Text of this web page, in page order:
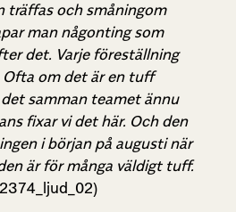
träffas och småningom
man någonting som
det. Varje föreställning
Ofta om det är en tuff
samman teamet ännu
fixar vi det här. Och den
i början på augusti när
är för många väldigt tuff.